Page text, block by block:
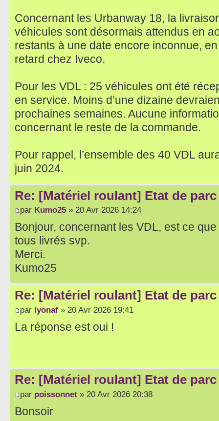
Concernant les Urbanway 18, la
véhicules sont désormais attendus en
restants à une date encore inconnue,
retard chez Iveco.
Pour les VDL : 25 véhicules ont été
en service. Moins d’une dizaine
prochaines semaines. Aucune
concernant le reste de la commande.
Pour rappel, l’ensemble des 40 VDL
juin 2024.
Re: [Matériel roulant] Etat de
par Kumo25 » 20 Avr 2026 14:24
Bonjour, concernant les VDL, est ce
tous livrés svp.
Merci.
Kumo25
Re: [Matériel roulant] Etat de
par lyonaf » 20 Avr 2026 19:41
La réponse est oui !
Re: [Matériel roulant] Etat de
par poissonnet » 20 Avr 2026 20:38
Bonsoir